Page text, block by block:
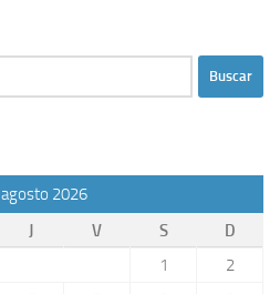
agosto 2026
J V S
D
1
2